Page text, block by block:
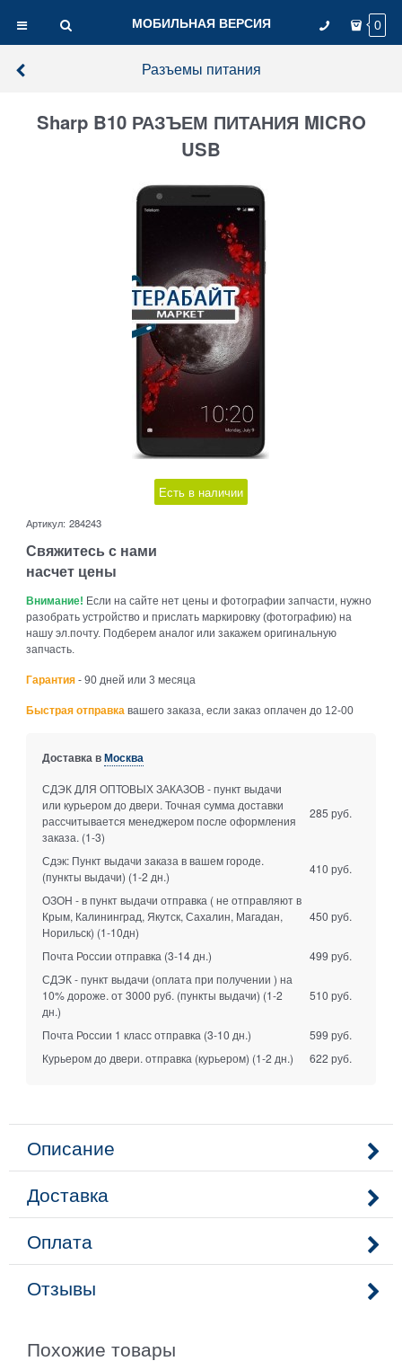
МОБИЛЬНАЯ ВЕРСИЯ 0
Разъемы питания
Sharp B10 РАЗЪЕМ ПИТАНИЯ MICRO
USB
Есть в наличии
Артикул: 284243
Свяжитесь с нами
насчет цены
Внимание! Если на сайте нет цены и фотографии запчасти, нужно
разобрать устройство и прислать маркировку (фотографию) на
нашу эл.почту. Подберем аналог или закажем оригинальную
запчасть.
Гарантия - 90 дней или 3 месяца
Быстрая отправка вашего заказа, если заказ оплачен до 12-00
Доставка вМосква
СДЭК ДЛЯ ОПТОВЫХ ЗАКАЗОВ - пункт выдачи
или курьером до двери. Точная сумма доставки
рассчитывается менеджером после оформления
заказа. (1-3)
285 руб.
Сдэк: Пункт выдачи заказа в вашем городе.
(пункты выдачи) (1-2 дн.)
410 руб.
ОЗОН - в пункт выдачи отправка ( не отправляют в
Крым, Калининград, Якутск, Сахалин, Магадан,
Норильск) (1-10дн)
450 руб.
Почта России отправка (3-14 дн.)
499 руб.
СДЭК - пункт выдачи (оплата при получении ) на
10% дороже. от 3000 руб. (пункты выдачи) (1-2
дн.)
510 руб.
Почта России 1 класс отправка (3-10 дн.)
599 руб.
Курьером до двери. отправка (курьером) (1-2 дн.) 622 руб.
Описание
Доставка
Оплата
Отзывы
Похожие товары